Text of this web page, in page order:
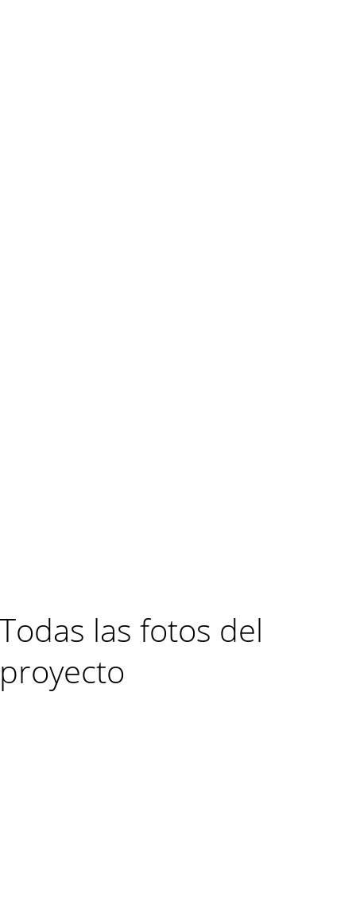
Todas las fotos del
proyecto